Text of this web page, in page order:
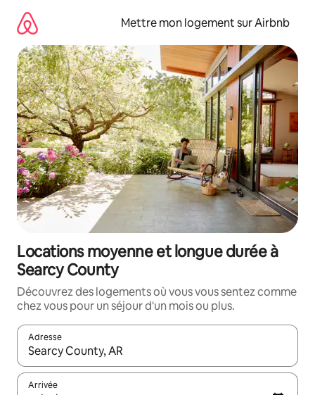
directement
contenu
Mettre mon logement sur Airbnb
Locations moyenne et longue durée à
Searcy County
Découvrez des logements où vous vous sentez comme
chez vous pour un séjour d'un mois ou plus.
Adresse
Lorsque les résultats s'affichent, utilisez les flèches vers le
Arrivée